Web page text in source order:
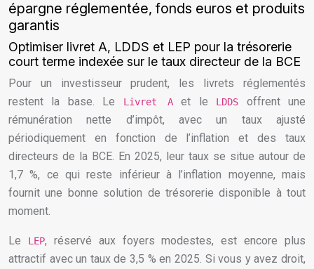
épargne réglementée, fonds euros et produits
garantis
Optimiser livret A, LDDS et LEP pour la trésorerie
court terme indexée sur le taux directeur de la BCE
Pour un investisseur prudent, les livrets réglementés
restent la base. Le
Livret A et le LDDS
offrent une
rémunération nette d’impôt, avec un taux ajusté
périodiquement en fonction de l’inflation et des taux
directeurs de la BCE. En 2025, leur taux se situe autour de
1,7 %, ce qui reste inférieur à l’inflation moyenne, mais
fournit une bonne solution de trésorerie disponible à tout
moment.
Le LEP, réservé aux foyers modestes, est encore plus
attractif avec un taux de 3,5 % en 2025. Si vous y avez droit,